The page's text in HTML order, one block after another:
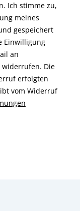
Ich stimme zu,
meines
gespeichert
Einwilligung
an
Die
erfolgten
vom Widerruf